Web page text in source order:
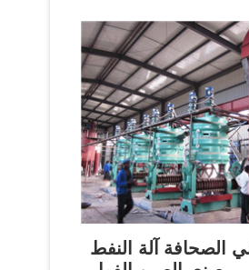
الصحافة آلة النفط